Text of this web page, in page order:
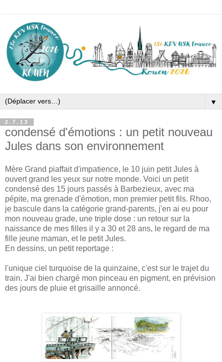
▼
2.7.13
condensé d'émotions : un petit nouveau
Jules dans son environnement
Mère Grand piaffait d'impatience, le 10 juin petit Jules à
ouvert grand les yeux sur notre monde. Voici un petit
condensé des 15 jours passés à Barbezieux, avec ma
pépite, ma grenade d'émotion, mon premier petit fils. Rhoo,
je bascule dans la catégorie grand-parents, j'en ai eu pour
mon nouveau grade, une triple dose : un retour sur la
naissance de mes filles il y a 30 et 28 ans, le regard de ma
fille jeune maman, et le petit Jules.
En dessins, un petit reportage :
l'unique ciel turquoise de la quinzaine, c'est sur le trajet du
train. J'ai bien chargé mon pinceau en pigment, en prévision
des jours de pluie et grisaille annoncé.